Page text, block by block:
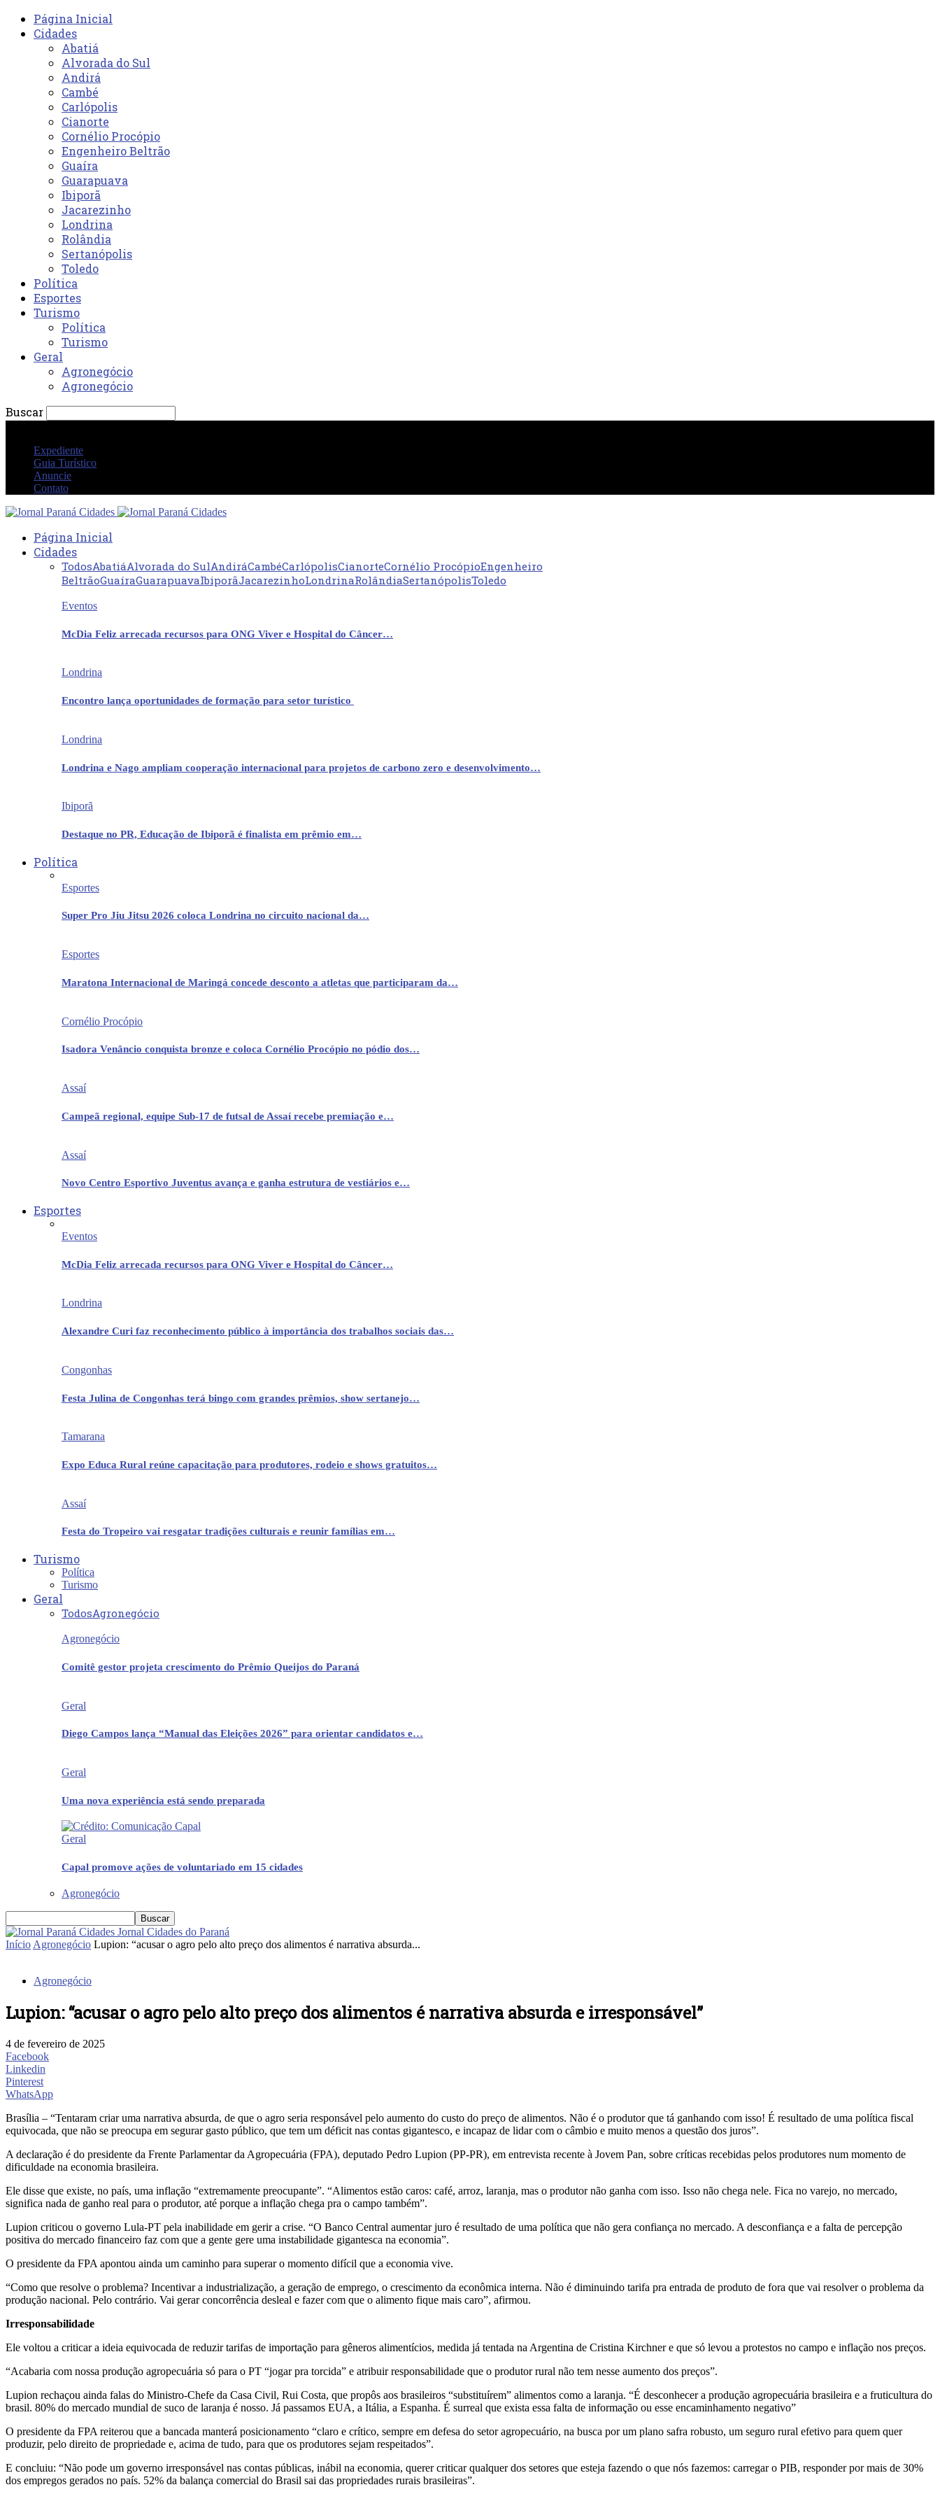
Página Inicial
Cidades
Abatiá
Alvorada do Sul
Andirá
Cambé
Carlópolis
Cianorte
Cornélio Procópio
Engenheiro Beltrão
Guaíra
Guarapuava
Ibiporã
Jacarezinho
Londrina
Rolândia
Sertanópolis
Toledo
Política
Esportes
Turismo
Política
Turismo
Geral
Agronegócio
Agronegócio
Buscar
Expediente
Guia Turístico
Anuncie
Contato
Página Inicial
Cidades
TodosAbatiáAlvorada do SulAndiráCambéCarlópolisCianorteCornélio ProcópioEngenheiro
BeltrãoGuaíraGuarapuavaIbiporãJacarezinhoLondrinaRolândiaSertanópolisToledo
Eventos
McDia Feliz arrecada recursos para ONG Viver e Hospital do Câncer…
Londrina
Encontro lança oportunidades de formação para setor turístico
Londrina
Londrina e Nago ampliam cooperação internacional para projetos de carbono zero e desenvolvimento…
Ibiporã
Destaque no PR, Educação de Ibiporã é finalista em prêmio em…
Política
Esportes
Super Pro Jiu Jitsu 2026 coloca Londrina no circuito nacional da…
Esportes
Maratona Internacional de Maringá concede desconto a atletas que participaram da…
Cornélio Procópio
Isadora Venâncio conquista bronze e coloca Cornélio Procópio no pódio dos…
Assaí
Campeã regional, equipe Sub-17 de futsal de Assaí recebe premiação e…
Assaí
Novo Centro Esportivo Juventus avança e ganha estrutura de vestiários e…
Esportes
Eventos
McDia Feliz arrecada recursos para ONG Viver e Hospital do Câncer…
Londrina
Alexandre Curi faz reconhecimento público à importância dos trabalhos sociais das…
Congonhas
Festa Julina de Congonhas terá bingo com grandes prêmios, show sertanejo…
Tamarana
Expo Educa Rural reúne capacitação para produtores, rodeio e shows gratuitos…
Assaí
Festa do Tropeiro vai resgatar tradições culturais e reunir famílias em…
Turismo
Política
Turismo
Geral
TodosAgronegócio
Agronegócio
Comitê gestor projeta crescimento do Prêmio Queijos do Paraná
Geral
Diego Campos lança “Manual das Eleições 2026” para orientar candidatos e…
Geral
Uma nova experiência está sendo preparada
Geral
Capal promove ações de voluntariado em 15 cidades
Agronegócio
Jornal Cidades do Paraná
Início Agronegócio Lupion: “acusar o agro pelo alto preço dos alimentos é narrativa absurda...
Agronegócio
Lupion: “acusar o agro pelo alto preço dos alimentos é narrativa absurda e irresponsável”
4 de fevereiro de 2025
Facebook
Linkedin
Pinterest
WhatsApp
Brasília – “Tentaram criar uma narrativa absurda, de que o agro seria responsável pelo aumento do custo do preço de alimentos. Não é o produtor que tá ganhando com isso! É resultado de uma política fiscal
equivocada, que não se preocupa em segurar gasto público, que tem um déficit nas contas gigantesco, e incapaz de lidar com o câmbio e muito menos a questão dos juros”.
A declaração é do presidente da Frente Parlamentar da Agropecuária (FPA), deputado Pedro Lupion (PP-PR), em entrevista recente à Jovem Pan, sobre críticas recebidas pelos produtores num momento de
dificuldade na economia brasileira.
Ele disse que existe, no país, uma inflação “extremamente preocupante”. “Alimentos estão caros: café, arroz, laranja, mas o produtor não ganha com isso. Isso não chega nele. Fica no varejo, no mercado,
significa nada de ganho real para o produtor, até porque a inflação chega pra o campo também”.
Lupion criticou o governo Lula-PT pela inabilidade em gerir a crise. “O Banco Central aumentar juro é resultado de uma política que não gera confiança no mercado. A desconfiança e a falta de percepção
positiva do mercado financeiro faz com que a gente gere uma instabilidade gigantesca na economia”.
O presidente da FPA apontou ainda um caminho para superar o momento difícil que a economia vive.
“Como que resolve o problema? Incentivar a industrialização, a geração de emprego, o crescimento da econômica interna. Não é diminuindo tarifa pra entrada de produto de fora que vai resolver o problema da
produção nacional. Pelo contrário. Vai gerar concorrência desleal e fazer com que o alimento fique mais caro”, afirmou.
Irresponsabilidade
Ele voltou a criticar a ideia equivocada de reduzir tarifas de importação para gêneros alimentícios, medida já tentada na Argentina de Cristina Kirchner e que só levou a protestos no campo e inflação nos preços.
“Acabaria com nossa produção agropecuária só para o PT “jogar pra torcida” e atribuir responsabilidade que o produtor rural não tem nesse aumento dos preços”.
Lupion rechaçou ainda falas do Ministro-Chefe da Casa Civil, Rui Costa, que propôs aos brasileiros “substituírem” alimentos como a laranja. “É desconhecer a produção agropecuária brasileira e a fruticultura do
brasil. 80% do mercado mundial de suco de laranja é nosso. Já passamos EUA, a Itália, a Espanha. É surreal que exista essa falta de informação ou esse encaminhamento negativo”
O presidente da FPA reiterou que a bancada manterá posicionamento “claro e crítico, sempre em defesa do setor agropecuário, na busca por um plano safra robusto, um seguro rural efetivo para quem quer
produzir, pelo direito de propriedade e, acima de tudo, para que os produtores sejam respeitados”.
E concluiu: “Não pode um governo irresponsável nas contas públicas, inábil na economia, querer criticar qualquer dos setores que esteja fazendo o que nós fazemos: carregar o PIB, responder por mais de 30%
dos empregos gerados no país. 52% da balança comercial do Brasil sai das propriedades rurais brasileiras”.